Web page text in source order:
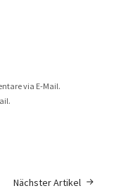
via E-Mail.
Nächster Artikel